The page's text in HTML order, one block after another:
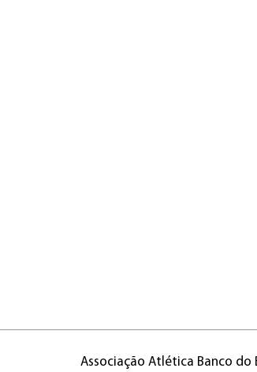
Associação Atlética Banco do